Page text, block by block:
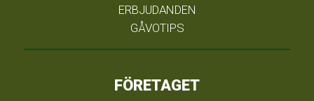
ERBJUDANDEN
GÅVOTIPS
FÖRETAGET